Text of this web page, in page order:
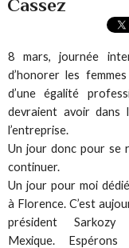
Cassez
8 mars, journée
d’honorer les
d’une égalité
devraient avoir dans
l’entreprise.
Un jour donc pour se
continuer.
Un jour pour moi
à Florence. C’est
président
Mexique.